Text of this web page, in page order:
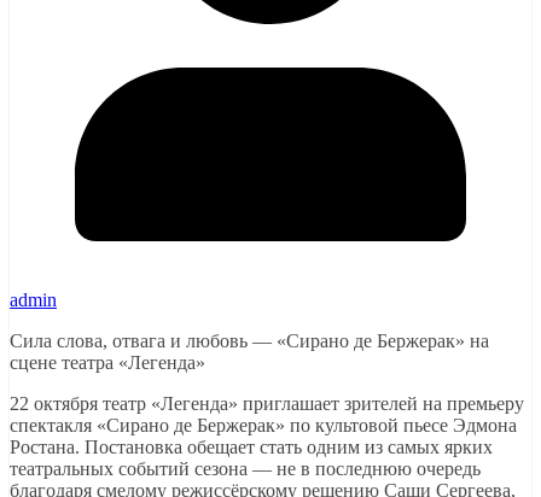
admin
Сила слова, отвага и любовь — «Сирано де Бержерак» на
сцене театра «Легенда»
22 октября театр «Легенда» приглашает зрителей на премьеру
спектакля «Сирано де Бержерак» по культовой пьесе Эдмона
Ростана. Постановка обещает стать одним из самых ярких
театральных событий сезона — не в последнюю очередь
благодаря смелому режиссёрскому решению Саши Сергеева,